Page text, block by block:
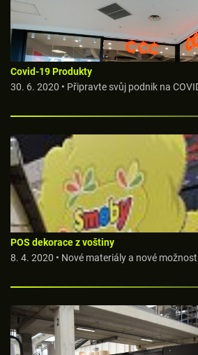
Covid-19 Produkty
30. 6. 2020 • Připravte svůj podnik na
POS dekorace z voštiny
8. 4. 2020 • Nové materiály a nové